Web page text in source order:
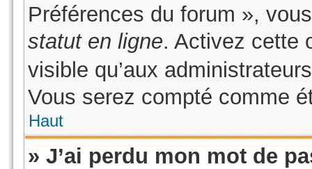
Préférences du forum »,
statut en ligne. Activez cette
visible qu’aux
Vous serez compté comme
Haut
» J’ai perdu mon mot de